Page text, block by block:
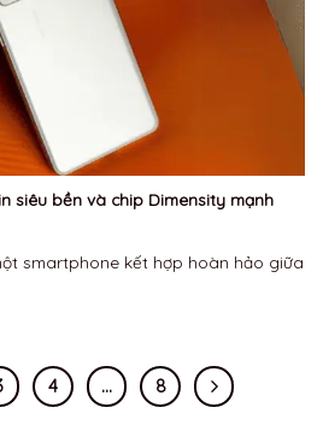
siêu bền và chip Dimensity mạnh
smartphone kết hợp hoàn hảo giữa
4 … 8